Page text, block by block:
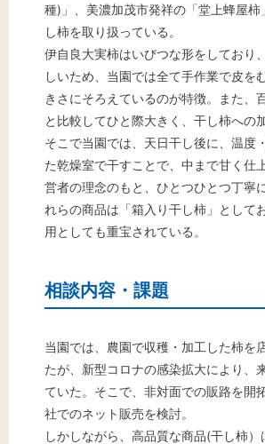
種)」、美濃加茂市発祥の「堂上蜂屋
し柿を取り扱っている。
伊自良大実柿はいびつな形をしており
しいため、当園では全て手作業で皮を
きさにそろえているのが特徴。また、
と比較してひと際大きく、干し柿への
そこで当園では、天日干し後に、温度
た乾燥室で干すことで、中まで甘く仕
営者の理念のもと、ひとつひとつ丁寧
れらの商品は「箱入り干し柿」として
用としても重宝されている。
相談内容・課題
当園では、農園で収穫・加工した柿を
たが、新型コロナの感染拡大により、
ていた。そこで、非対面での販路を開
社でのネット販売を検討。
しかしながら、高品質な商品(干し柿）